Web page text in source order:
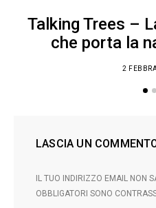
Talking Trees –
che porta la
2
LASCIA UN
IL TUO INDIRIZZO EMAIL NON
OBBLIGATORI SONO